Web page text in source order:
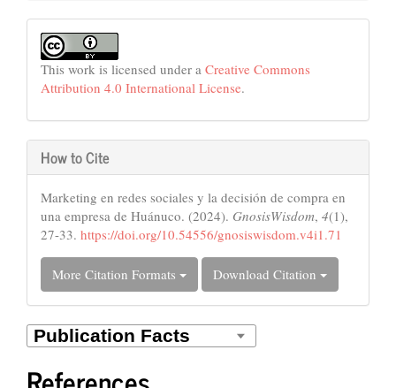
This work is licensed under a Creative Commons
Attribution 4.0 International License.
How to Cite
Marketing en redes sociales y la decisión de compra en
una empresa de Huánuco. (2024). GnosisWisdom, 4(1),
27-33. https://doi.org/10.54556/gnosiswisdom.v4i1.71
More Citation Formats Download Citation